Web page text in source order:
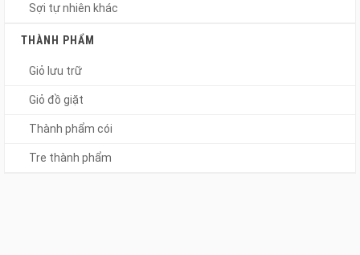
Sợi tự nhiên khác
THÀNH PHẨM
Giỏ lưu trữ
Giỏ đồ giặt
Thành phẩm cói
Tre thành phẩm